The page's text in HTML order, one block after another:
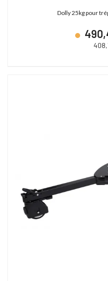
Dolly 25kg pour